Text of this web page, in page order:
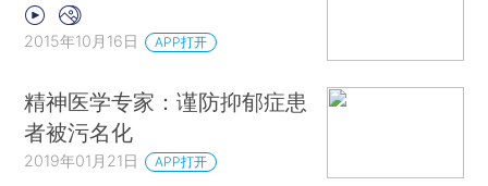
2015年10月16日 APP打开
精神医学专家：谨防抑郁症患
者被污名化
2019年01月21日 APP打开